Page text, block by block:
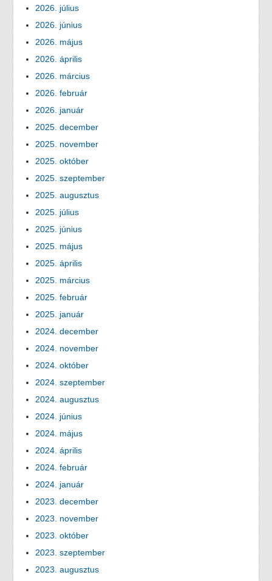
2026. július
2026. június
2026. május
2026. április
2026. március
2026. február
2026. január
2025. december
2025. november
2025. október
2025. szeptember
2025. augusztus
2025. július
2025. június
2025. május
2025. április
2025. március
2025. február
2025. január
2024. december
2024. november
2024. október
2024. szeptember
2024. augusztus
2024. június
2024. május
2024. április
2024. február
2024. január
2023. december
2023. november
2023. október
2023. szeptember
2023. augusztus